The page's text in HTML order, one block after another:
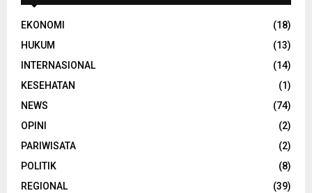
EKONOMI
(18)
HUKUM
(13)
INTERNASIONAL
(14)
KESEHATAN
(1)
NEWS
(74)
OPINI
(2)
PARIWISATA
(2)
POLITIK
(8)
REGIONAL
(39)